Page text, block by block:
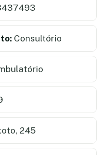
Consultório
245